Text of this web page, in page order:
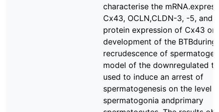
characterise the
Cx43, OCLN,CLDN-3, -5, and -
protein expression of Cx43 on
development of the BTBduring
recrudescence of
model of the downregulated
used to induce an arrest of
spermatogenesis on the level
spermatogonia andprimary